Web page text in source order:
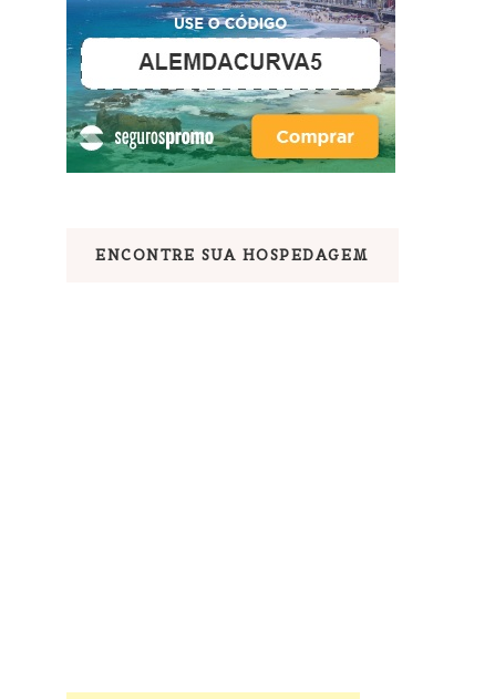
ENCONTRE SUA HOSPEDAGEM